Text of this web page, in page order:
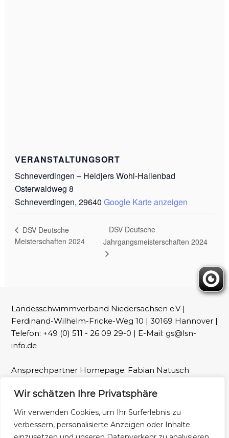
Wir schätzen Ihre Privatsphäre
Wir verwenden Cookies, um Ihr Surferlebnis zu
verbessern, personalisierte Anzeigen oder Inhalte
VERANSTALTUNGSORT
Schneverdingen – Heidjers Wohl-Hallenbad
Osterwaldweg 8
Schneverdingen, 29640 Google Karte anzeigen
DSV Deutsche
Meisterschaften 2024
DSV Deutsche
Jahrgangsmeisterschaften 2024
Landesschwimmverband Niedersachsen e.V |
Ferdinand-Wilhelm-Fricke-Weg 10 | 30169 Hannover |
Telefon: +49 (0) 511 - 26 09 29-0 | E-Mail: gs@lsn-
info.de
Ansprechpartner Homepage: Fabian Natusch
Fotos: LSN und Patrick Wallbaum
Impressum Datenschutz